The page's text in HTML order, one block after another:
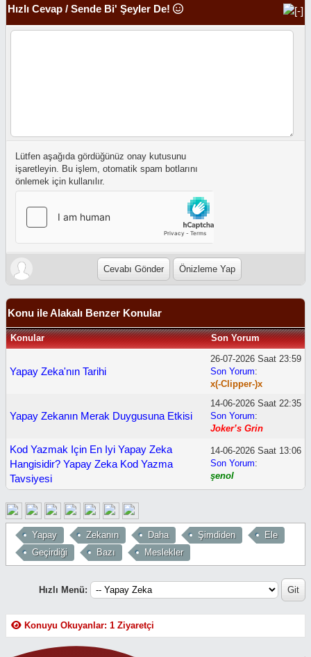
Hızlı Cevap / Sende Bi' Şeyler De!
Lütfen aşağıda gördüğünüz onay kutusunu
işaretleyin. Bu işlem, otomatik spam botlarını
önlemek için kullanılır.
Konu ile Alakalı Benzer Konular
Konular Son Yorum
Yapay Zeka'nın Tarihi
26-07-2026 Saat 23:59
Son Yorum:
x(-Clipper-)x
Yapay Zekanın Merak Duygusuna Etkisi
14-06-2026 Saat 22:35
Son Yorum:
Joker’s Grin
Kod Yazmak Için En Iyi Yapay Zeka
Hangisidir? Yapay Zeka Kod Yazma
Tavsiyesi
14-06-2026 Saat 13:06
Son Yorum:
şenol
Yapay Zekanın Daha Şimdiden
Ele
Geçirdiği
Bazı Meslekler
Hızlı Menü:
Konuyu Okuyanlar: 1 Ziyaretçi